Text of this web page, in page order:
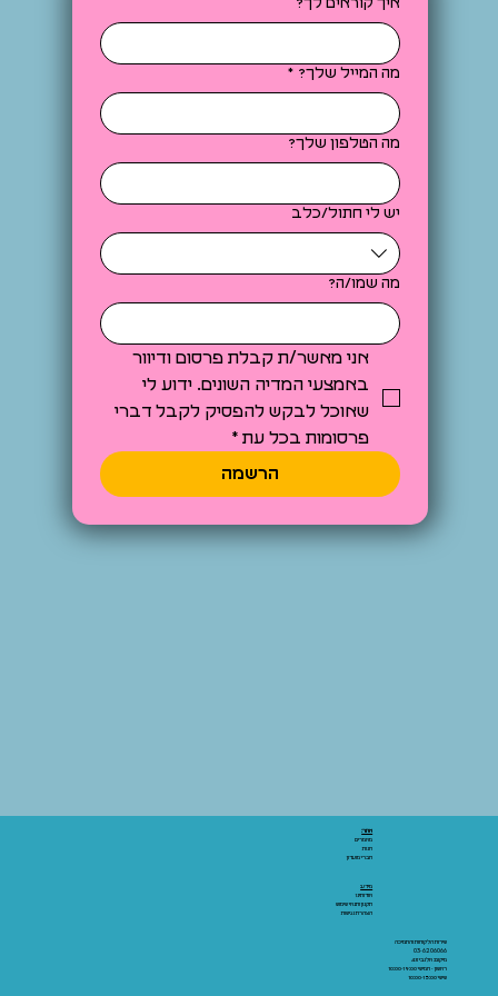
מה המייל שלך? *
מה הטלפון שלך?
יש לי חתול/כלב
מה שמו/ה?
אני מאשר/ת קבלת פרסום ודיוור
באמצעי המדיה השונים. ידוע לי
שאוכל לבקש להפסיק לקבל דברי
פרסומות בכל עת *
הרשמה
שירות הלקוחות והתמיכה
03-6206066
מיקום: אלנבי 43
ראשון - חמישי 10:00-19:00
שישי 10:00-15:00
אתר:
מאמרים
חנות
חברי מועדון
מידע:
אודותינו
תקנון ותנאי שימוש
הצהרת נגישות